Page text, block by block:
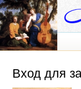
Вход для